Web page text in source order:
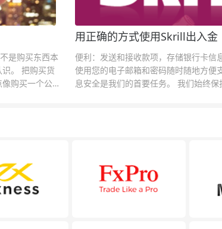
是购买东西本
。 把购买货
购买一个公司
用正确的方式使用Skrill出入金
便利：发送和接收款项，存储银行卡信
使用您的电子邮箱和密码随时随地方便
息安全是我们的首要任务。 我们始终保